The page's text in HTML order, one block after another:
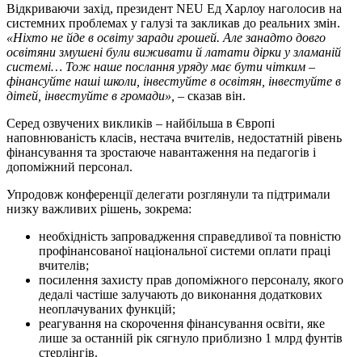
Відкриваючи захід, президент NEU Ед Харлоу наголосив на
системних проблемах у галузі та закликав до реальних змін.
«Ніхто не йде в освіту заради грошей. Але занадто довго
освітяни змушені були виживати й латати дірки у зламаній
системі… Тож наше послання уряду має бути чітким –
фінансуйте наші школи, інвестуйте в освітян, інвестуйте в
дітей, інвестуйте в громади», – сказав він.
Серед озвучених викликів – найбільша в Європі
наповнюваність класів, нестача вчителів, недостатній рівень
фінансування та зростаюче навантаження на педагогів і
допоміжний персонал.
Упродовж конференції делегати розглянули та підтримали
низку важливих рішень, зокрема:
необхідність запровадження справедливої та повністю
профінансованої національної системи оплати праці
вчителів;
посилення захисту прав допоміжного персоналу, якого
дедалі частіше залучають до виконання додаткових
неоплачуваних функцій;
реагування на скорочення фінансування освіти, яке
лише за останній рік сягнуло приблизно 1 млрд фунтів
стерлінгів.